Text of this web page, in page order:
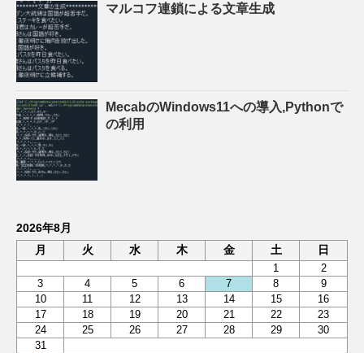
マルコフ連鎖による文章生成
MecabのWindows11への導入,Pythonで
の利用
2026年8月
月
火 水 木 金 土 日
1
2
3
4 5 6 7 8
9
10
11 12 13 14 15
16
17
18 19 20 21 22
23
24
25 26 27 28 29
30
31